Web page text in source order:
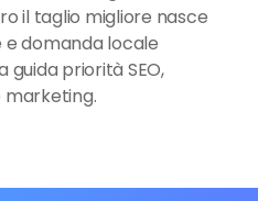
il taglio migliore nasce
e domanda locale
guida priorità SEO,
marketing.